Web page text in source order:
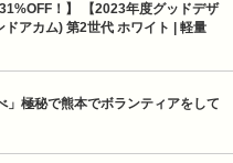
！】 【2023年度グッドデザ
アカム) 第2世代 ホワイト | 軽量
」極秘で熊本でボランティアをして